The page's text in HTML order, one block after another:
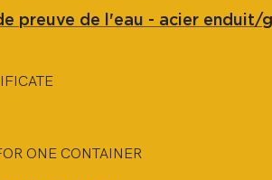
preuve de l'eau - acier enduit/
ONE CONTAINER